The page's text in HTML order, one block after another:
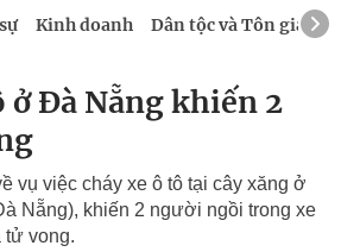
Kinh doanh Dân tộc và Tôn giáo
ở Đà Nẵng khiến 2
vụ việc cháy xe ô tô tại cây xăng ở
Nẵng), khiến 2 người ngồi trong xe
tử vong.